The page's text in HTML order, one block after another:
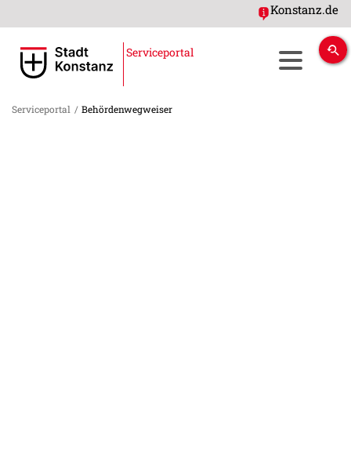
Konstanz.de
Serviceportal
Serviceportal / Behördenwegweiser